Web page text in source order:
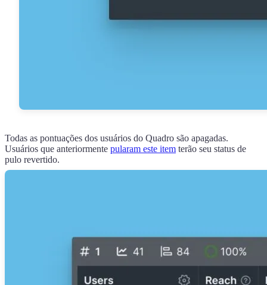
Todas as pontuações dos usuários do Quadro são apagadas.
Usuários que anteriormente pularam este item terão seu status de
pulo revertido.